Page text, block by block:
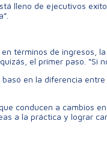
lleno de ejecutivos
términos de ingresos,
el primer paso. “Si
en la diferencia
conducen a cambios
a la práctica y lograr